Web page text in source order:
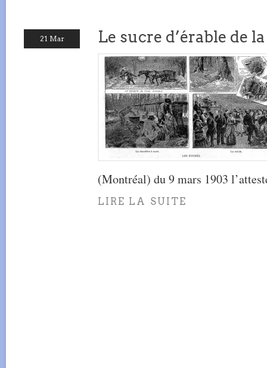
21 Mar Le sucre d’érable de
(Montréal) du 9 mars 1903
LIRE LA SUITE